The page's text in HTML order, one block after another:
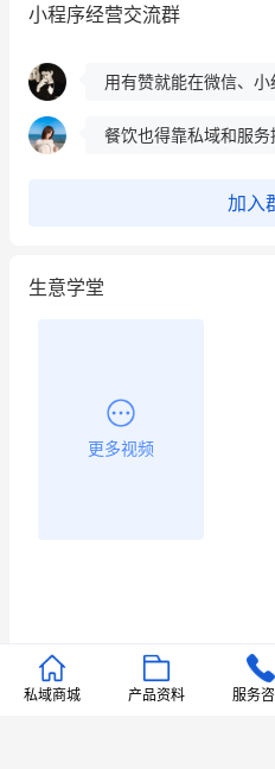
小程序经营交流群
这个营销策划案例推荐
用有赞就能在微信、
餐饮也得靠私域和服务
加入
生意学堂
更多视频
推荐文章
私域商城 产品资料 服务